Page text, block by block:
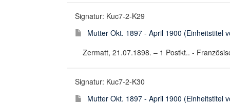
Signatur: Kuc7-2-K29
Mutter Okt. 1897 - April 1900 (Einheitstitel
Zermatt, 21.07.1898. – 1 Postkt.. -
Signatur: Kuc7-2-K30
Mutter Okt. 1897 - April 1900 (Einheitstitel